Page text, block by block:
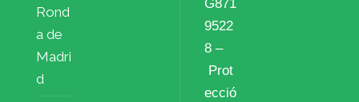
Rond
a de
Madri
d
G871
9522
8 –
Prot
ecció